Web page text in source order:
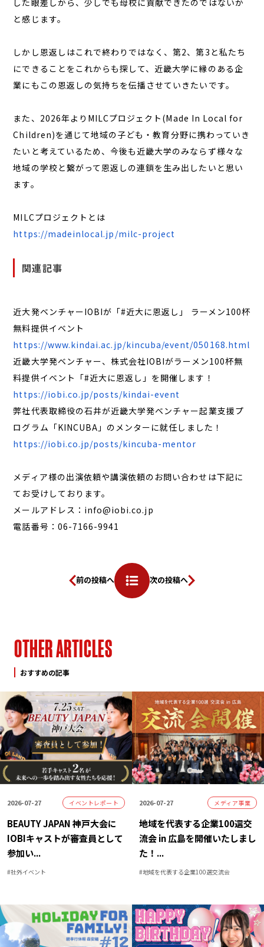
した眼差しから、少しでも母校に貢献できたのではないか
と感じます。
しかし恩返しはこれで終わりではなく、第2、第3と私たち
にできることをこれからも探して、近畿大学に縁のある企
業にもこの恩返しの気持ちを伝播させていきたいです。
また、2026年よりMILCプロジェクト(Made In Local for
Children)を通じて地域の子ども・教育分野に携わっていき
たいと考えているため、今後も近畿大学のみならず様々な
地域の学校と繋がって恩返しの連鎖を生み出したいと思い
ます。
MILCプロジェクトとは
https://madeinlocal.jp/milc-project
関連記事
近大発ベンチャーIOBIが「#近大に恩返し」 ラーメン100杯
無料提供イベント
https://www.kindai.ac.jp/kincuba/event/050168.html
近畿大学発ベンチャー、株式会社IOBIがラーメン100杯無
料提供イベント「#近大に恩返し」を開催します！
https://iobi.co.jp/posts/kindai-event
弊社代表取締役の石井が近畿大学発ベンチャー起業支援プ
ログラム「KINCUBA」のメンターに就任しました！
https://iobi.co.jp/posts/kincuba-mentor
メディア様の出演依頼や講演依頼のお問い合わせは下記に
てお受けしております。
メールアドレス：info@iobi.co.jp
電話番号：06-7166-9941
前の投稿へ 次の投稿へ
OTHERARTICLES
おすすめの記事
2026-07-27 イベントレポート
BEAUTY JAPAN 神戸大会に
IOBIキャストが審査員として
参加い...
#社外イベント
2026-07-27 メディア事業
地域を代表する企業100選交
流会 in 広島を開催いたしまし
た！ ...
#地域を代表する企業100選交流会